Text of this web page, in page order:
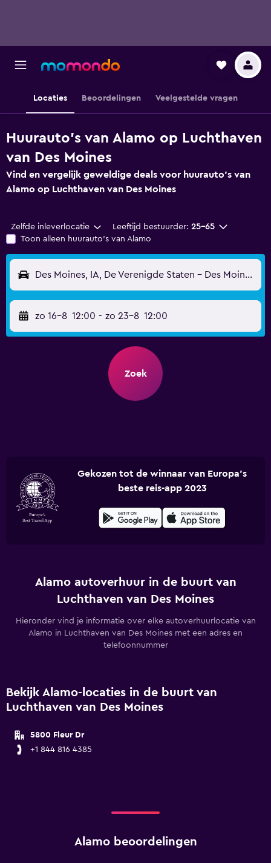
Locaties Beoordelingen Veelgestelde vragen
Huurauto's van Alamo op Luchthaven
van Des Moines
Vind en vergelijk geweldige deals voor huurauto's van
Alamo op Luchthaven van Des Moines
Zelfde inleverlocatie Leeftijd bestuurder: 25-65
Toon alleen huurauto's van Alamo
Des Moines, IA, De Verenigde Staten - Des Moines (DSM)
zo 16-8 12:00 - zo 23-8 12:00
Zoek
Gekozen tot de winnaar van Europa's
beste reis-app 2023
Alamo autoverhuur in de buurt van
Luchthaven van Des Moines
Hieronder vind je informatie over elke autoverhuurlocatie van
Alamo in Luchthaven van Des Moines met een adres en
telefoonnummer
Bekijk Alamo-locaties in de buurt van
Luchthaven van Des Moines
5800 Fleur Dr
+1 844 816 4385
Alamo beoordelingen